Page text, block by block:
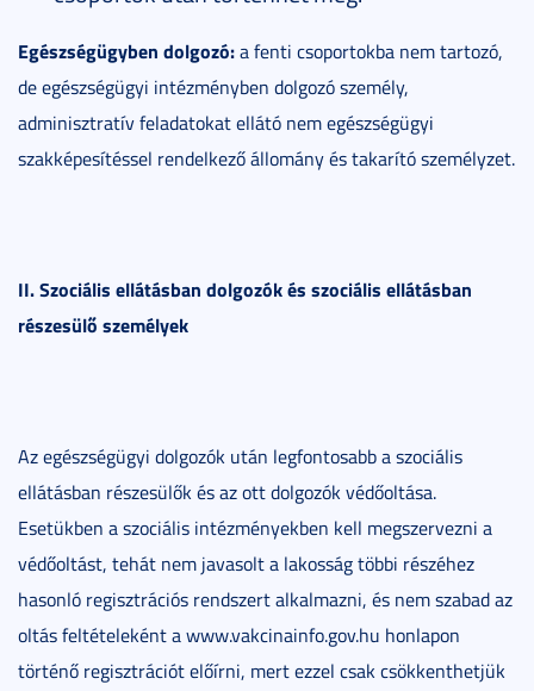
Egészségügyben dolgozó:a fenti csoportokba nem tartozó,
de egészségügyi intézményben dolgozó személy,
adminisztratív feladatokat ellátó nem egészségügyi
szakképesítéssel rendelkező állomány és takarító személyzet.
II. Szociális ellátásban dolgozók és szociális ellátásban
részesülő személyek
Az egészségügyi dolgozók után legfontosabb a szociális
ellátásban részesülők és az ott dolgozók védőoltása.
Esetükben a szociális intézményekben kell megszervezni a
védőoltást, tehát nem javasolt a lakosság többi részéhez
hasonló regisztrációs rendszert alkalmazni, és nem szabad az
oltás feltételeként a www.vakcinainfo.gov.hu honlapon
történő regisztrációt előírni, mert ezzel csak csökkenthetjük